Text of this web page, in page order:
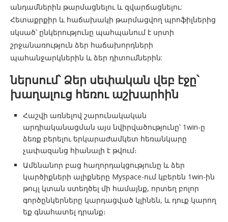
անդամներին թարմացնելու և զվարճացնելու:
Հետաքրքիր և հաճախակի թարմացվող պրոֆիլներից
սկսած՝ ընկերությունը պահպանում է սրտի
շրջանառություն ձեր հաճախորդների
պահանջարկներին և ձեր դիտումներին:
ներսում՝ Ձեր սեփական վեբ էջը՝
խաղալուց հեռու աշխարհին
Հաշվի առնելով շարունակական
արդիականացման այս նվիրվածությունը՝ 1win-ը
ձեռք բերելու երկարաժամկետ հեռանկարը
չափազանց հիանալի է թվում։
Ամենանոր բաց հաղորդակցությունը և ձեր
կարծիքների ալիքները Myspace-ում կբերեն 1win-ին
թույլ կտան ստեղծել մի համայնք, որտեղ բոլոր
գործընկերները կարդացված կլինեն, և դուք կարող
եք գնահատել դրանք։